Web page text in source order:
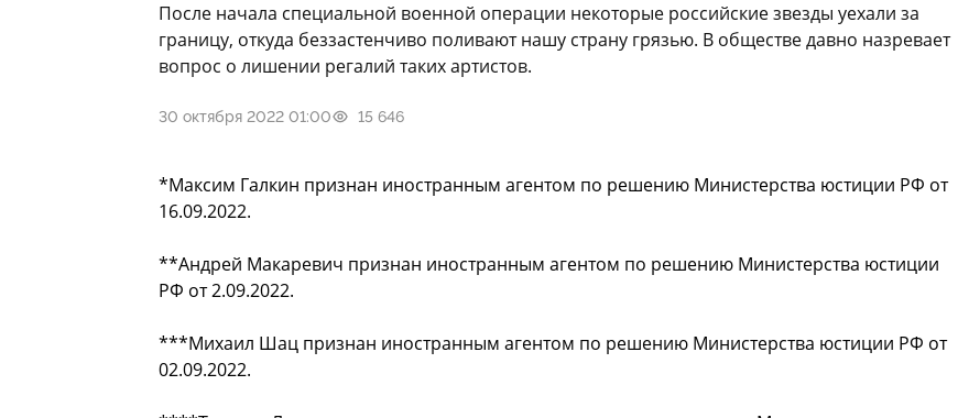
После начала специальной военной операции некоторые российские звезды уехали за
границу, откуда беззастенчиво поливают нашу страну грязью. В обществе давно назревает
вопрос о лишении регалий таких артистов.
30 октября 2022 01:00 15 646
*Максим Галкин признан иностранным агентом по решению Министерства юстиции РФ от
16.09.2022.
**Андрей Макаревич признан иностранным агентом по решению Министерства юстиции
РФ от 2.09.2022.
***Михаил Шац признан иностранным агентом по решению Министерства юстиции РФ от
02.09.2022.